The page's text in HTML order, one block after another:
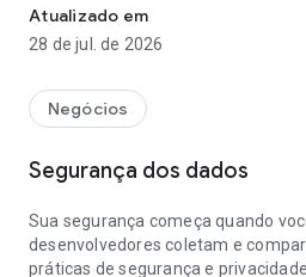
Acesso aos documentos,
alterações cadastrais, criar
informe de rendimento, prestação
Para os locadores
Acesso ao analítico do aluguel,
dentre outros.
Para os locatários
Acesso ao analítico do aluguel,
Atualizado em
28 de jul. de 2026
Negócios
Segurança dos dados
Sua segurança começa quando
desenvolvedores coletam e
práticas de segurança e